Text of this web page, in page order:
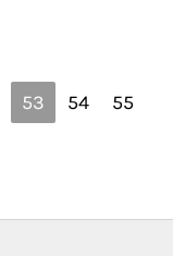
53 54
55